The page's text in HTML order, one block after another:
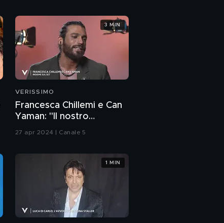
VERISSIMO
Francesca Chillemi e Can
Yaman: "Il nostro
rapporto sul set"
27 apr 2024 | Canale 5
3 MIN
1 MIN